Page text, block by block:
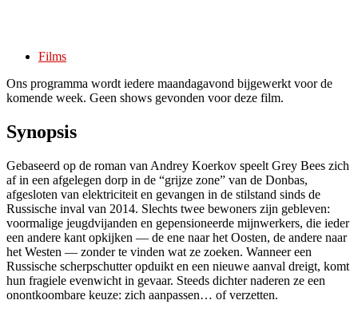
Films
Ons programma wordt iedere maandagavond bijgewerkt voor de
komende week. Geen shows gevonden voor deze film.
Synopsis
Gebaseerd op de roman van Andrey Koerkov speelt Grey Bees zich
af in een afgelegen dorp in de “grijze zone” van de Donbas,
afgesloten van elektriciteit en gevangen in de stilstand sinds de
Russische inval van 2014. Slechts twee bewoners zijn gebleven:
voormalige jeugdvijanden en gepensioneerde mijnwerkers, die ieder
een andere kant opkijken — de ene naar het Oosten, de andere naar
het Westen — zonder te vinden wat ze zoeken. Wanneer een
Russische scherpschutter opduikt en een nieuwe aanval dreigt, komt
hun fragiele evenwicht in gevaar. Steeds dichter naderen ze een
onontkoombare keuze: zich aanpassen… of verzetten.